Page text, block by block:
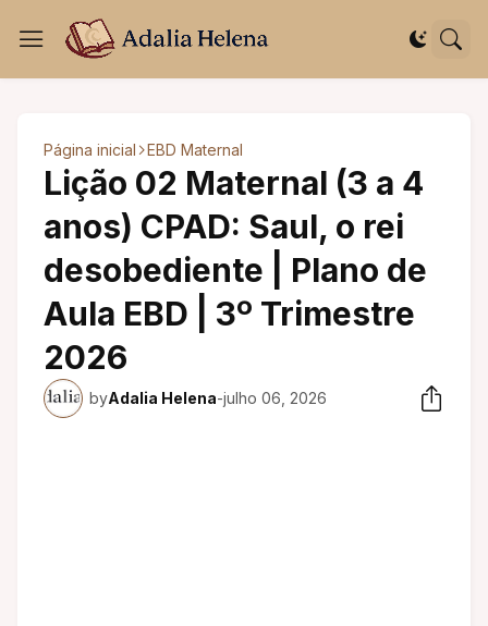
Página inicial EBD Maternal
Lição 02 Maternal (3 a 4
anos) CPAD: Saul, o rei
desobediente | Plano de
Aula EBD | 3º Trimestre
2026
byAdalia Helena-julho 06, 2026